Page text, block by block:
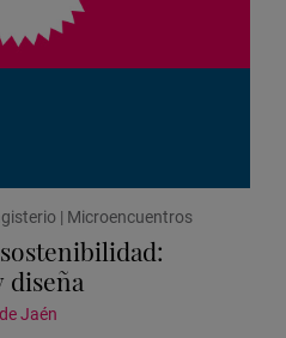
| Microencuentros
diseña
Jaén